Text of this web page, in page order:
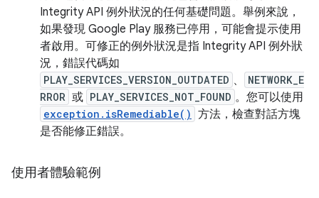
Integrity API 例外狀況的任何基礎問題。舉例來說，
如果發現 Google Play 服務已停用，可能會提示使用
者啟用。可修正的例外狀況是指 Integrity API 例外狀
況，錯誤代碼如
PLAY_SERVICES_VERSION_OUTDATED 、
NETWORK_E
RROR 或 PLAY_SERVICES_NOT_FOUND 。您可以使用
exception.isRemediable() 方法，檢查對話方塊
是否能修正錯誤。
使用者體驗範例